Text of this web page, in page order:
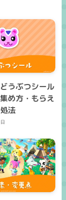
うぶつシール
め方・もらえ
法